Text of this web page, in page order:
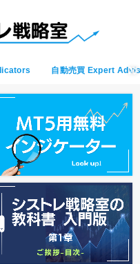
自動売買 Expert